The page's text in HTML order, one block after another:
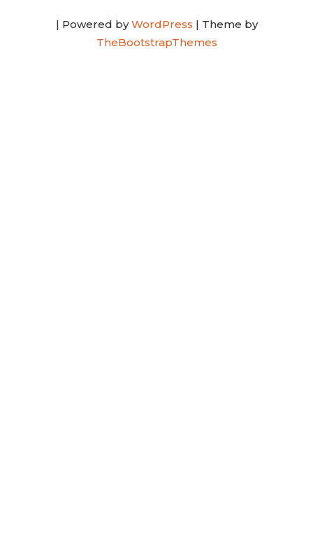
| Powered byWordPress | Theme by
TheBootstrapThemes